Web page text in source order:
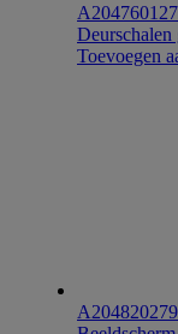
Deurschalen
Toevoegen